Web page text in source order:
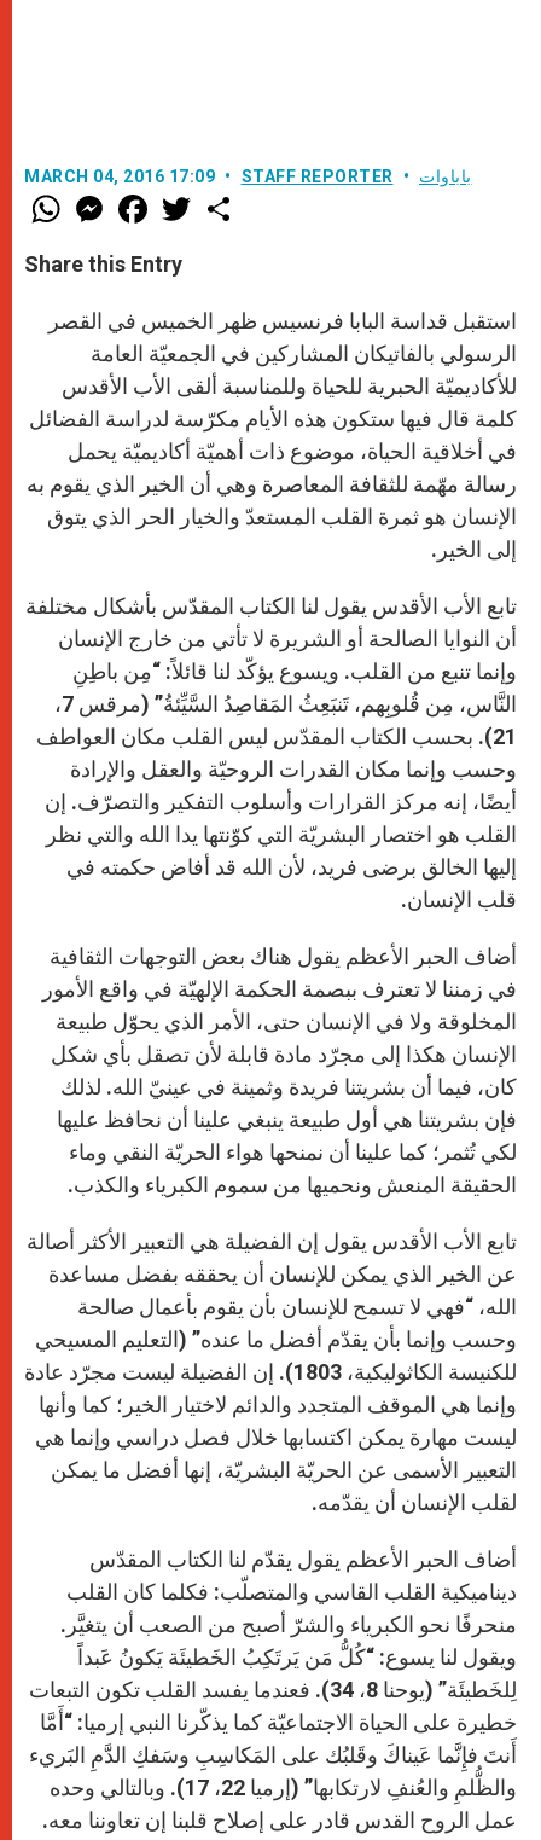
MARCH 04, 2016 17:09 STAFF REPORTER باباوات
W
h
t
s
p
p
M
e
s
e
e
r
F
a
e
b
o
k
w
r
Share this Entry
استقبل قداسة البابا فرنسيس ظهر الخميس في القصر
الرسولي بالفاتيكان المشاركين في الجمعيّة العامة
للأكاديميّة الحبرية للحياة وللمناسبة ألقى الأب الأقدس
كلمة قال فيها ستكون هذه الأيام مكرّسة لدراسة الفضائل
في أخلاقية الحياة، موضوع ذات أهميّة أكاديميّة يحمل
رسالة مهّمة للثقافة المعاصرة وهي أن الخير الذي يقوم به
الإنسان هو ثمرة القلب المستعدّ والخيار الحر الذي يتوق
إلى الخير.
تابع الأب الأقدس يقول لنا الكتاب المقدّس بأشكال مختلفة
أن النوايا الصالحة أو الشريرة لا تأتي من خارج الإنسان
وإنما تنبع من القلب. ويسوع يؤكّد لنا قائلاً: “مِن باطِنِ
النَّاس، مِن قُلوبِهم، تَنبَعِثُ المَقاصِدُ السَّيِّئةُ” (مرقس 7،
21). بحسب الكتاب المقدّس ليس القلب مكان العواطف
وحسب وإنما مكان القدرات الروحيّة والعقل والإرادة
أيضًا، إنه مركز القرارات وأسلوب التفكير والتصرّف. إن
القلب هو اختصار البشريّة التي كوّنتها يدا الله والتي نظر
إليها الخالق برضى فريد، لأن الله قد أفاض حكمته في
قلب الإنسان.
أضاف الحبر الأعظم يقول هناك بعض التوجهات الثقافية
في زمننا لا تعترف ببصمة الحكمة الإلهيّة في واقع الأمور
المخلوقة ولا في الإنسان حتى، الأمر الذي يحوّل طبيعة
الإنسان هكذا إلى مجرّد مادة قابلة لأن تصقل بأي شكل
كان، فيما أن بشريتنا فريدة وثمينة في عينيّ الله. لذلك
فإن بشريتنا هي أول طبيعة ينبغي علينا أن نحافظ عليها
لكي تُثمر؛ كما علينا أن نمنحها هواء الحريّة النقي وماء
الحقيقة المنعش ونحميها من سموم الكبرياء والكذب.
تابع الأب الأقدس يقول إن الفضيلة هي التعبير الأكثر أصالة
عن الخير الذي يمكن للإنسان أن يحققه بفضل مساعدة
الله، “فهي لا تسمح للإنسان بأن يقوم بأعمال صالحة
وحسب وإنما بأن يقدّم أفضل ما عنده” (التعليم المسيحي
للكنيسة الكاثوليكية، 1803). إن الفضيلة ليست مجرّد عادة
وإنما هي الموقف المتجدد والدائم لاختيار الخير؛ كما وأنها
ليست مهارة يمكن اكتسابها خلال فصل دراسي وإنما هي
التعبير الأسمى عن الحريّة البشريّة، إنها أفضل ما يمكن
لقلب الإنسان أن يقدّمه.
أضاف الحبر الأعظم يقول يقدّم لنا الكتاب المقدّس
ديناميكية القلب القاسي والمتصلّب: فكلما كان القلب
منحرفًا نحو الكبرياء والشرّ أصبح من الصعب أن يتغيَّر.
ويقول لنا يسوع: “كُلُّ مَن يَرتَكِبُ الخَطيئَة يَكونُ عَبداً
لِلخَطيئَة” (يوحنا 8، 34). فعندما يفسد القلب تكون التبعات
خطيرة على الحياة الاجتماعيّة كما يذكّرنا النبي إرميا: “أَمَّا
أَنتَ فإِنَّما عَيناكَ وقَلبُك على المَكاسِبِ وسَفكِ الدَّمِ البَريء
والظُّلمِ والعُنفِ لارتكابها” (إرميا 22، 17). وبالتالي وحده
عمل الروح القدس قادر على إصلاح قلبنا إن تعاوننا معه.